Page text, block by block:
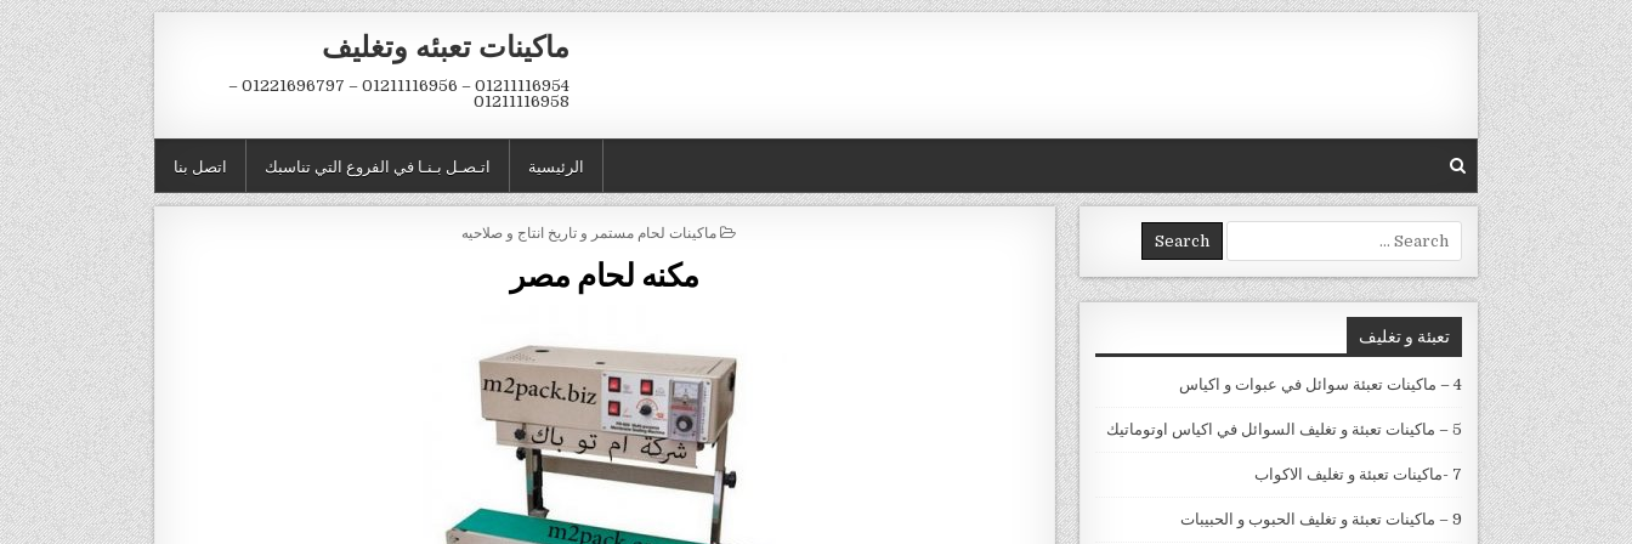
Skip to content
ماكينات تعبئه وتغليف
01211116954 – 01211116956 – 01221696797 –
01211116958
اتصل بنا اتـصـل بـنـا في الفروع التي تناسبك الرئيسية
POSTED IN
ماكينات لحام مستمر و تاريخ انتاج و صلاحيه
مكنه لحام مصر
Search for:
تعبئة و تغليف
4 – ماكينات تعبئة سوائل في عبوات و اكياس
5 – ماكينات تعبئة و تغليف السوائل في اكياس اوتوماتيك
7 -ماكينات تعبئة و تغليف الاكواب
9 – ماكينات تعبئة و تغليف الحبوب و الحبيبات